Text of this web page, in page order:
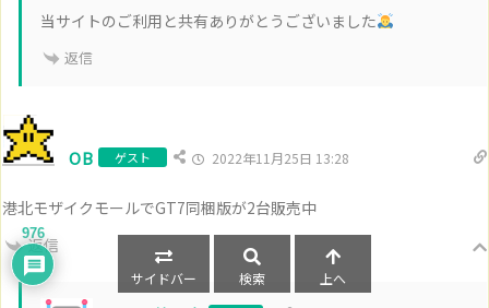
当サイトのご利用と共有ありがとうございました
返信
OB ゲスト 2022年11月25日 13:28
港北モザイクモールでGT7同梱版が2台販売中
返信
サイドバー 検索 上へ
976